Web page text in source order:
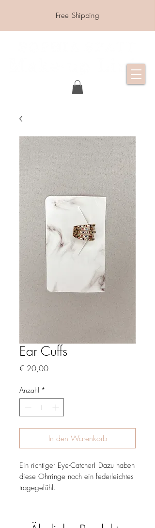
Free Shipping
Ear Cuffs
€ 20,00Preis
Anzahl *
In den Warenkorb
Ein richtiger Eye-Catcher! Dazu haben
diese Ohrringe noch ein federleichtes
tragegefühl.